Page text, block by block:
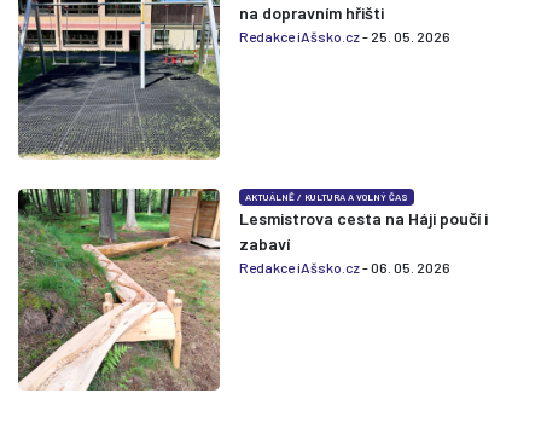
na dopravním hřišti
Redakce iAšsko.cz- 25. 05. 2026
AKTUÁLNĚ / KULTURA A VOLNÝ ČAS
Lesmistrova cesta na Háji poučí i
zabaví
Redakce iAšsko.cz- 06. 05. 2026